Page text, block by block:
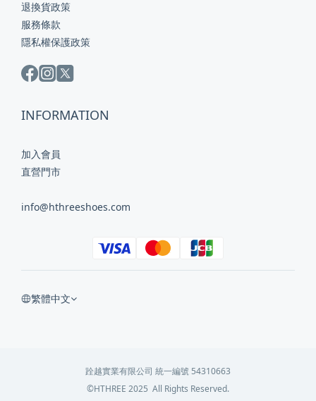
退換貨政策
服務條款
隱私權保護政策
INFORMATION
加入會員
直營門市
info@hthreeshoes.com
繁體中文
跧越實業有限公司 統一編號 54310663
©HTHREE 2025 All Rights Reserved.